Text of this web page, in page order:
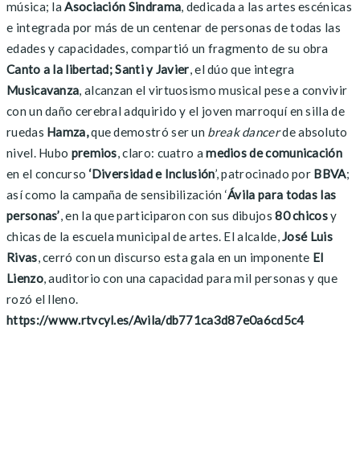
música; la Asociación Sindrama, dedicada a las artes escénicas
e integrada por más de un centenar de personas de todas las
edades y capacidades, compartió un fragmento de su obra
Canto a la libertad; Santi y Javier, el dúo que integra
Musicavanza, alcanzan el virtuosismo musical pese a convivir
con un daño cerebral adquirido y el joven marroquí en silla de
ruedas Hamza,que demostró ser un break dancerde absoluto
nivel. Hubo premios, claro: cuatro amedios de comunicación
en el concurso ‘Diversidad e Inclusión’, patrocinado por BBVA;
así como la campaña de sensibilización ‘Ávila para todas las
personas’, en la que participaron con sus dibujos80 chicosy
chicas de la escuela municipal de artes. El alcalde,José Luis
Rivas, cerró con un discurso esta gala en un imponente El
Lienzo, auditorio con una capacidad para mil personas y que
rozó el lleno.
https://www.rtvcyl.es/Avila/db771ca3d87e0a6cd5c4